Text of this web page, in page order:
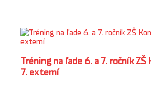
0 CartRytiersky kemp
Hraj hokej
Podpora
Partneri
2% z dane
Tréning na ľade 6. a 7. ročník ZŠ
7. externí